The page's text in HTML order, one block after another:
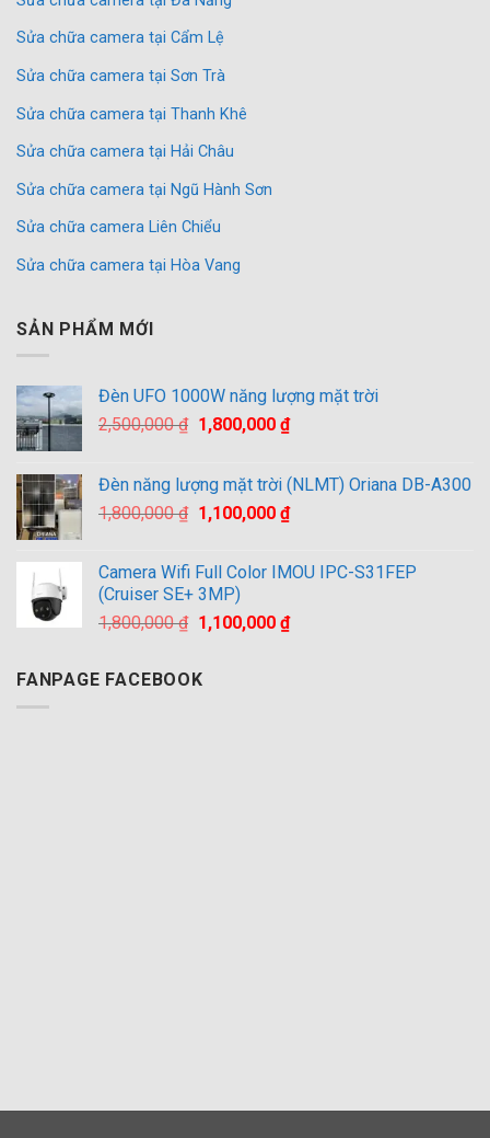
Sửa chữa camera tại Cẩm Lệ
Sửa chữa camera tại Sơn Trà
Sửa chữa camera tại Thanh Khê
Sửa chữa camera tại Hải Châu
Sửa chữa camera tại Ngũ Hành Sơn
Sửa chữa camera Liên Chiểu
Sửa chữa camera tại Hòa Vang
SẢN PHẨM MỚI
Đèn UFO 1000W năng lượng mặt trời
2,500,000₫ Giá
2,500,000 ₫.
1,800,000 ₫Giá
là:
1,800,000 ₫.
Đèn năng lượng mặt trời (NLMT) Oriana DB-A300
1,800,000₫ Giá
1,800,000 ₫.
1,100,000 ₫Giá
là:
Camera Wifi Full Color IMOU IPC-S31FEP
(Cruiser SE+ 3MP)
1,800,000₫ Giá
là:
1,800,000 ₫.
1,100,000 ₫Giá
FANPAGE FACEBOOK